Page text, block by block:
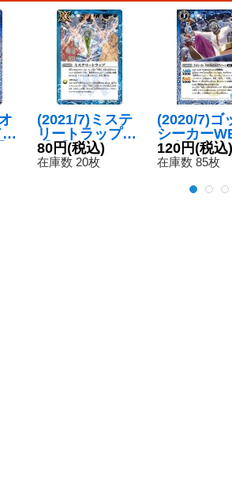
(2021/7)ミステ
リートラップ
【C】{BS55-07
7}《青》
80円(税込)
在庫数 20枚
(2020/7)ゴ
シーカー
属実況者ヴ
ーン【C】
120円(税込)
在庫数 85枚